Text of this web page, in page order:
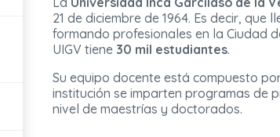
21 de diciembre de 1964. Es decir, que
formando profesionales en la Ciudad
UIGV tiene 30 mil estudiantes.
Su equipo docente está compuesto
institución se imparten programas de
nivel de maestrías y doctorados.